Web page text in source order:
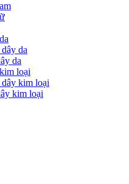
da
da
loại
kim loại
kim loại